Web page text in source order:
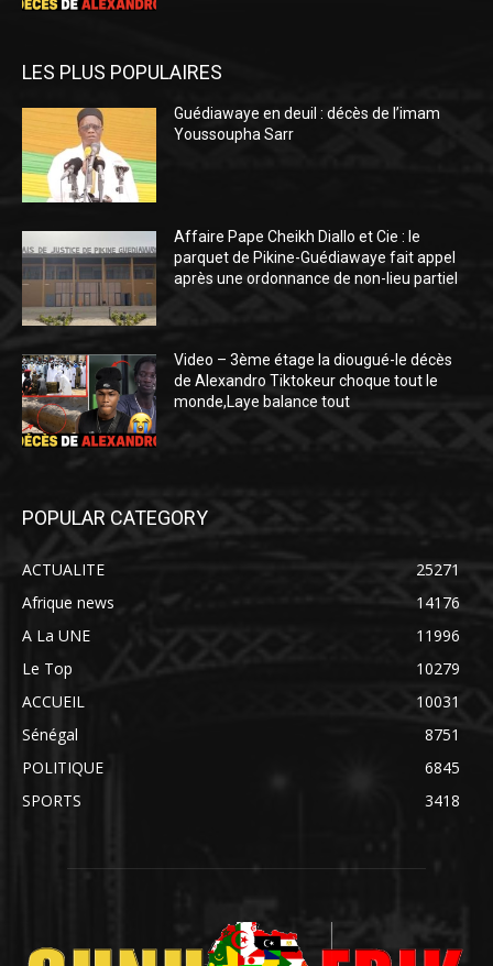
LES PLUS POPULAIRES
Guédiawaye en deuil : décès de l’imam
Youssoupha Sarr
Affaire Pape Cheikh Diallo et Cie : le
parquet de Pikine-Guédiawaye fait appel
après une ordonnance de non-lieu partiel
Video – 3ème étage la diougué-le décès
de Alexandro Tiktokeur choque tout le
monde,Laye balance tout
POPULAR CATEGORY
ACTUALITE
25271
Afrique news
14176
A La UNE
11996
Le Top
10279
ACCUEIL
10031
Sénégal
8751
POLITIQUE
6845
SPORTS
3418